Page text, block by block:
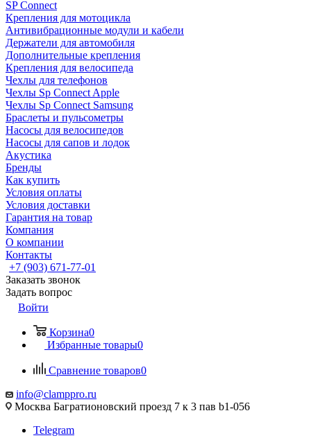
SP Connect
Крепления для мотоцикла
Антивибрационные модули и кабели
Держатели для автомобиля
Дополнительные крепления
Крепления для велосипеда
Чехлы для телефонов
Чехлы Sp Connect Apple
Чехлы Sp Connect Samsung
Браслеты и пульсометры
Насосы для велосипедов
Насосы для сапов и лодок
Акустика
Бренды
Как купить
Условия оплаты
Условия доставки
Гарантия на товар
Компания
О компании
Контакты
+7 (903) 671-77-01
Заказать звонок
Задать вопрос
Войти
Корзина0
Избранные товары0
Сравнение товаров0
info@clamppro.ru
Москва Багратионовский проезд 7 к 3 пав b1-056
Telegram